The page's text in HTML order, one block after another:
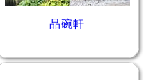
品碗軒